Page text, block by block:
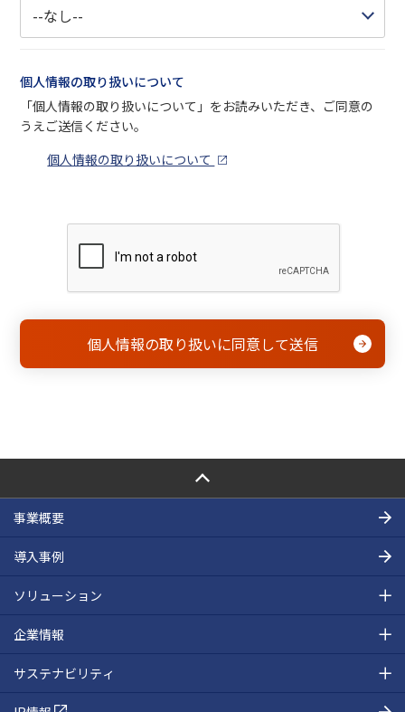
個人情報の取り扱いについて
「個人情報の取り扱いについて」をお読みいただき、ご同意の
うえご送信ください。
個人情報の取り扱いについて
PAGE TOP
事業概要
導入事例
ソリューション
企業情報
サステナビリティ